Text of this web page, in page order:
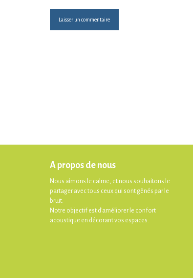
A propos de nous
Nous aimons le calme, et nous souhaitons le
partager avec tous ceux qui sont gênés par le
bruit.
Notre objectif est d'améliorer le confort
acoustique en décorant vos espaces.